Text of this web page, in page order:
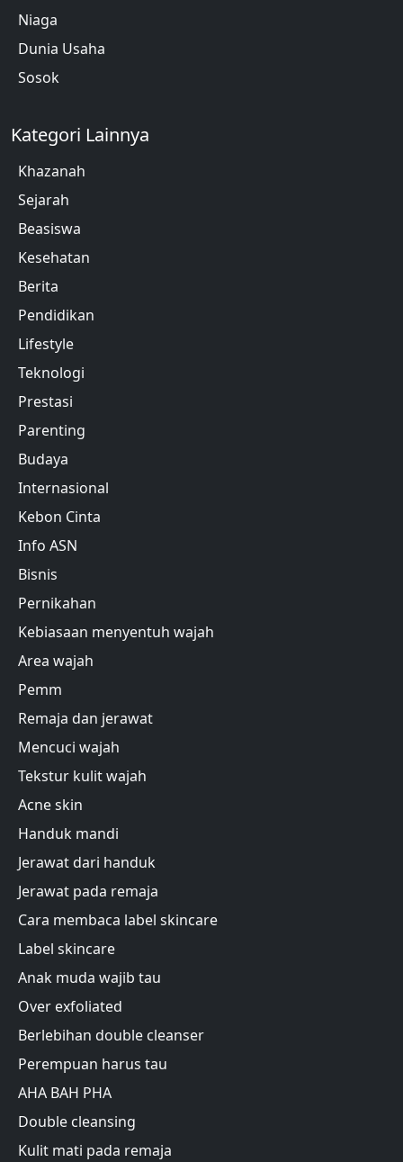
Niaga
Dunia Usaha
Sosok
Kategori Lainnya
Khazanah
Sejarah
Beasiswa
Kesehatan
Berita
Pendidikan
Lifestyle
Teknologi
Prestasi
Parenting
Budaya
Internasional
Kebon Cinta
Info ASN
Bisnis
Pernikahan
Kebiasaan menyentuh wajah
Area wajah
Pemm
Remaja dan jerawat
Mencuci wajah
Tekstur kulit wajah
Acne skin
Handuk mandi
Jerawat dari handuk
Jerawat pada remaja
Cara membaca label skincare
Label skincare
Anak muda wajib tau
Over exfoliated
Berlebihan double cleanser
Perempuan harus tau
AHA BAH PHA
Double cleansing
Kulit mati pada remaja